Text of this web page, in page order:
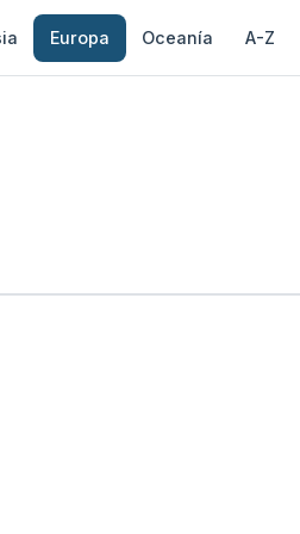
Europa Oceanía A-Z